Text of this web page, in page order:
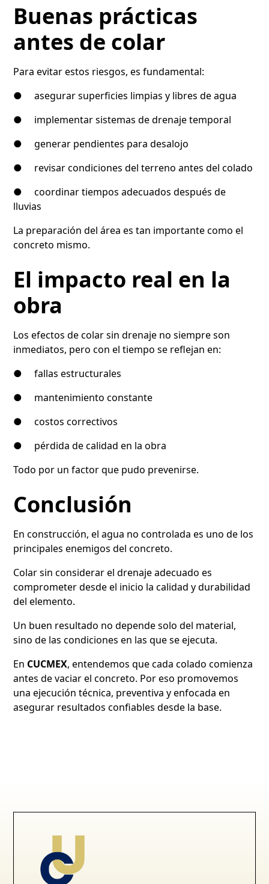
Buenas prácticas
antes de colar
Para evitar estos riesgos, es fundamental:
● asegurar superficies limpias y libres de agua
● implementar sistemas de drenaje temporal
● generar pendientes para desalojo
● revisar condiciones del terreno antes del colado
● coordinar tiempos adecuados después de
lluvias
La preparación del área es tan importante como el
concreto mismo.
El impacto real en la
obra
Los efectos de colar sin drenaje no siempre son
inmediatos, pero con el tiempo se reflejan en:
● fallas estructurales
● mantenimiento constante
● costos correctivos
● pérdida de calidad en la obra
Todo por un factor que pudo prevenirse.
Conclusión
En construcción, el agua no controlada es uno de los
principales enemigos del concreto.
Colar sin considerar el drenaje adecuado es
comprometer desde el inicio la calidad y durabilidad
del elemento.
Un buen resultado no depende solo del material,
sino de las condiciones en las que se ejecuta.
En CUCMEX, entendemos que cada colado comienza
antes de vaciar el concreto. Por eso promovemos
una ejecución técnica, preventiva y enfocada en
asegurar resultados confiables desde la base.